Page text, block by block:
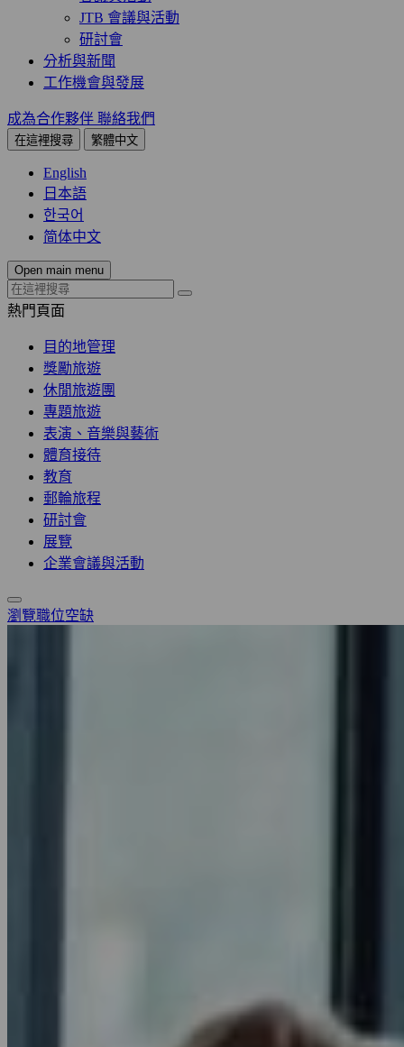
JTB 會議與活動
研討會
分析與新聞
工作機會與發展
成為合作夥伴 聯絡我們
在這裡搜尋 繁體中文
English
日本語
한국어
简体中文
Open main menu
熱門頁面
目的地管理
獎勵旅遊
休閒旅遊團
專題旅遊
表演、音樂與藝術
體育接待
教育
郵輪旅程
研討會
展覽
企業會議與活動
瀏覽職位空缺